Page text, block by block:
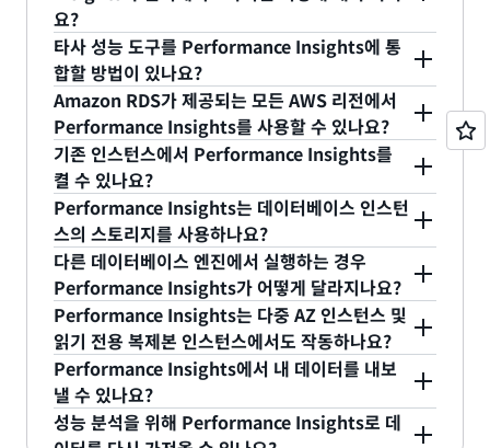
지표를 제공할 수 있습니다. 이것이 DB 로드입니다.
Performance Insights는 경량 샘플링 메커니즘을
사용하여 활성 세션의 수를 계산하고 약 1초마다 각
세션의 속성을 기록합니다.
샘플링된 데이터는 암호화되어 다양한 세부 수준으로
집계되며 Amazon RDS 관리 콘솔의 API 및 DB 로
드 차트에 제공됩니다.
이러한 옵션 활성화가 특성 시스템에 영향을 미치는
지 아닌지는 애플리케이션 워크로드에 달려 있습니
다. 따라서 프로덕션 시스템에서 데이터베이스 옵션
을 활성화하기 전에 워크로드에 대해 이러한 옵션을
테스트해보는 것이 좋습니다.
원은 잠재적으로 민감한 성능 데이터에 액세스하거나
이러한 데이터를 볼 수 없습니다. Amazon RDS에 대
한 모든 액세스 권한을 가진 AWS 계정의 사용자만
Performance Insights를 볼 수 있습니다.
인스턴스를 중지하더라도 해당 인스턴스에 대한 기록
데이터의 보관 또는 가시성에는 아무런 영향을 미치
지 않습니다. 하지만 인스턴스가 중지된 기간에는 아
무 데이터도 포함되지 않습니다.
요?
Performance Insights에서는 공개적으로 사용 가
능한 API를 제공합니다. 고객 및 타사는 이 API를 통
해 Performance Insight의 귀중한 데이터를 활용할
수 있습니다.
타사 성능 도구를 Performance Insights에 통
합할 방법이 있나요?
예. Performance Insights에서는 공개적으로 사용
가능한 API를 제공합니다. 고객 및 타사는 이 API를
통해 Performance Insight의 귀중한 데이터를 활용
할 수 있습니다.
Amazon RDS가 제공되는 모든 AWS 리전에서
Performance Insights를 사용할 수 있나요?
예. AWS GovCloud 리전을 포함한 모든 AWS 리전
에서 Performance Insights를 사용할 수 있습니다.
기존 인스턴스에서 Performance Insights를
켤 수 있나요?
예. Performance Insights를 활성화하도록 인스턴
스를 수정하면 기존 Amazon RDS 인스턴스에서
Amazon RDS Performance Insights를 활성화할
수 있습니다.
Performance Insights는 데이터베이스 인스턴
스의 스토리지를 사용하나요?
아니요. Performance Insights는 Amazon RDS 인
스턴스의 스토리지 공간을 사용하지 않습니다.
다른 데이터베이스 엔진에서 실행하는 경우
Performance Insights가 어떻게 달라지나요?
Performance Insights는 Amazon RDS의 모든 데
이터베이스 엔진에서 튜닝 시 공통 접근 방식 및 디자
인을 제공하도록 설계되었습니다. 엔진 유형별로 대
기 이벤트 및 SQL 식별자와 같은 특정 속성이 다르기
때문에 다른 데이터베이스 엔진에서 사용하는 경우
Performance Insights는 다중 AZ 인스턴스 및
읽기 전용 복제본 인스턴스에서도 작동하나요?
예. Aurora 읽기 전용 복제본은 독립적인 인스턴스이
므로, 이러한 인스턴스에서 Performance Insights
를 활성화하거나 비활성화할 수 있습니다.
Performance Insights에서 내 데이터를 내보
낼 수 있나요?
현재는 지원되지 않습니다. 앞으로 Performance
성능 분석을 위해 Performance Insights로 데